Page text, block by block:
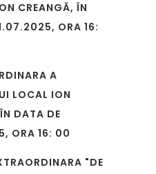
CREANGĂ, ÎN
ORA 16:
A
LOCAL ION
DATA DE
ORA 16: 00
"DE